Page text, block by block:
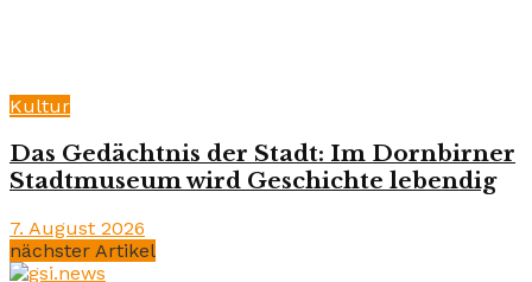
Kultur
Das Gedächtnis der Stadt: Im Dornbirner
Stadtmuseum wird Geschichte lebendig
7. August 2026
nächster Artikel